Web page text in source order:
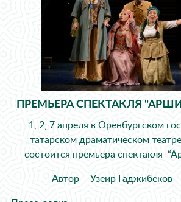
ПРЕМЬЕРА СПЕКТАКЛЯ
1, 2, 7 апреля в Оренбургском
татарском драматическом
состоится премьера спектакля
Автор - Узеир